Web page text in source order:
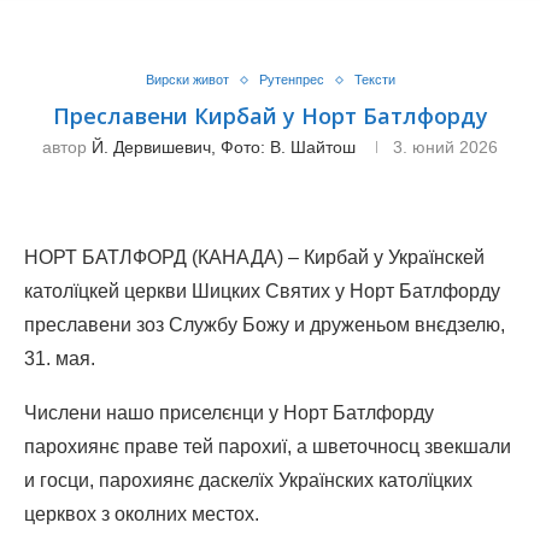
Вирски живот Рутенпрес Тексти
Преславени Кирбай у Норт Батлфорду
автор Й. Дервишевич, Фото: В. Шайтош 3. юний 2026
НОРТ БАТЛФОРД (КАНАДА) – Кирбай у Українскей
католїцкей церкви Шицких Святих у Норт Батлфорду
преславени зоз Службу Божу и друженьом внєдзелю,
31. мая.
Числени нашо приселєнци у Норт Батлфорду
парохиянє праве тей парохиї, а шветочносц звекшали
и госци, парохиянє даскелїх Українских католїцких
церквох з околних местох.